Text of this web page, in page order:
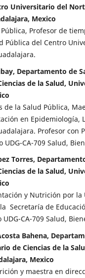
Universitario del
Mexico
Profesor de
Pública del Centro
Departamento de
de la Salud,
de la Salud Pública,
en Epidemiología,
Profesor con
UDG-CA-709 Salud,
Torres,
de la Salud,
y Nutrición por la
la Secretaría de
CA-709 Salud,
Bahena,
de Ciencias de la
Mexico
y maestra en